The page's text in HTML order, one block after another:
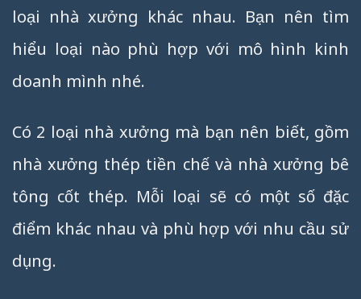
loại nhà xưởng khác nhau. Bạn nên tìm
hiểu loại nào phù hợp với mô hình kinh
doanh mình nhé.
Có 2 loại nhà xưởng mà bạn nên biết, gồm
nhà xưởng thép tiền chế và nhà xưởng bê
tông cốt thép. Mỗi loại sẽ có một số đặc
điểm khác nhau và phù hợp với nhu cầu sử
dụng.